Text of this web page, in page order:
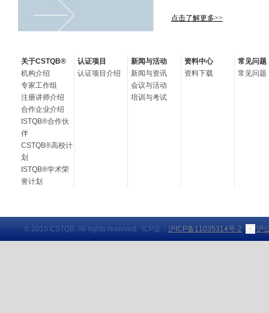
点击了解更多>>
关于CSTQB®
机构介绍
专家工作组
注册讲师介绍
合作企业介绍
ISTQB®合作伙
伴
CSTQB®高校计
划
ISTQB®学术荣
誉计划
认证项目
认证项目介绍
新闻与活动
新闻与资讯
会议与活动
培训与考试
资料中心
资料下载
常见问题
常见问题
© 2015 CSTQB. All rights reserved. ICP证： 沪ICP备11035314号-2 沪